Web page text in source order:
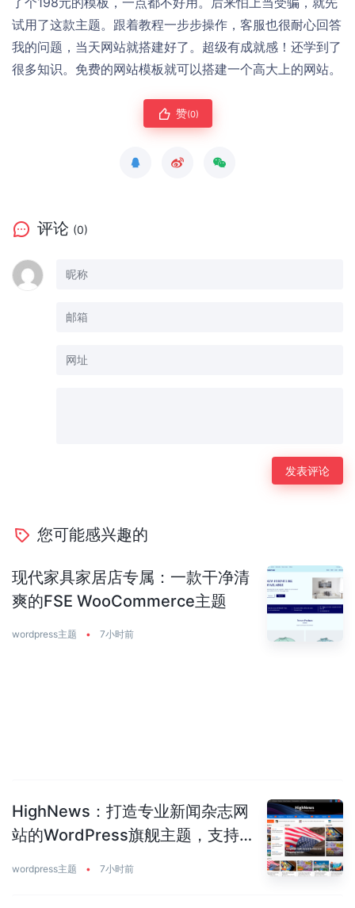
试用了这款主题。跟着教程一步步操作，客服也很耐心回答
我的问题，当天网站就搭建好了。超级有成就感！还学到了
很多知识。免费的网站模板就可以搭建一个高大上的网站。
赞(0)
评论 (0)
您可能感兴趣的
现代家具家居店专属：一款干净清
爽的FSE WooCommerce主题
wordpress主题 • 7小时前
HighNews：打造专业新闻杂志网
站的WordPress旗舰主题，支持
wordpress主题 • 7小时前